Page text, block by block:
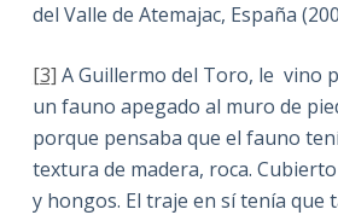
del Valle de Atemajac, España
[3] A Guillermo del Toro, le vino
un fauno apegado al muro de
porque pensaba que el fauno
textura de madera, roca.
y hongos. El traje en sí tenía que